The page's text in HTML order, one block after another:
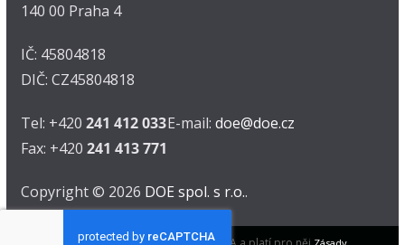
140 00 Praha 4
IČ: 45804818
DIČ: CZ45804818
Tel: +420 241 412 033
Fax: +420 241 413 771
E-mail: doe@doe.cz
Copyright © 2026 DOE spol. s r.o..